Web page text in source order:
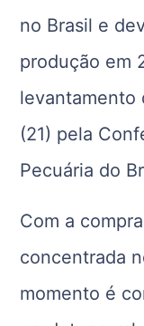
no Brasil e
produção em
levantamento
(21) pela
Pecuária do
Com a
concentrada
momento é